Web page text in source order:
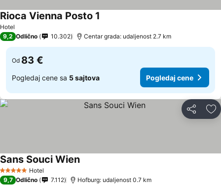
Hotel
Rioca Vienna Posto 1
9,2 Odlično 10.302 Centar grada: udaljenost 2.7 km
Od 83 €
Pogledaj cene sa 5 sajtova Pogledaj cene
Deli
5 ZvezdiceHotel
Sans Souci Wien
9,7 Odlično 7.112 Hofburg: udaljenost 0.7 km